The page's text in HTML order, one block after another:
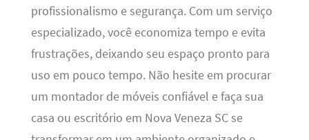
profissionalismo e segurança. Com um serviço
especializado, você economiza tempo e evita
frustrações, deixando seu espaço pronto para
uso em pouco tempo. Não hesite em procurar
um montador de móveis confiável e faça sua
casa ou escritório em Nova Veneza SC se